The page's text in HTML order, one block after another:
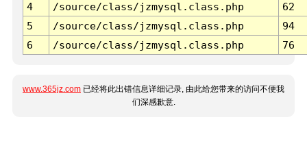
4
/source/class/jzmysql.class.php
62
5
/source/class/jzmysql.class.php
94
6
/source/class/jzmysql.class.php 76
www.365jz.com 已经将此出错信息详细记录, 由此给您带来的访问不便我
们深感歉意.